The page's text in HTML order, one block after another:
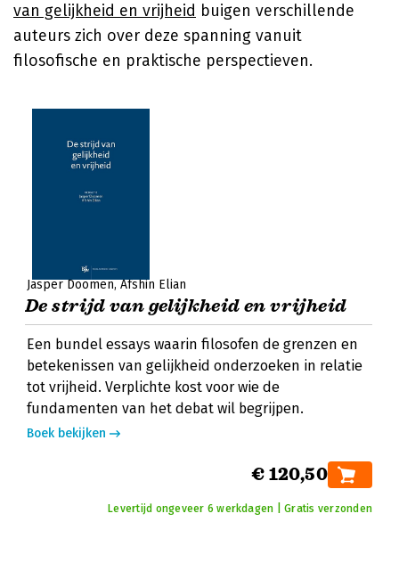
van gelijkheid en vrijheid buigen verschillende
auteurs zich over deze spanning vanuit
filosofische en praktische perspectieven.
Jasper Doomen Afshin Elian
De strijd van gelijkheid en vrijheid
Een bundel essays waarin filosofen de grenzen en
betekenissen van gelijkheid onderzoeken in relatie
tot vrijheid. Verplichte kost voor wie de
fundamenten van het debat wil begrijpen.
Boek bekijken
€ 120,50
Levertijd ongeveer 6 werkdagen | Gratis verzonden